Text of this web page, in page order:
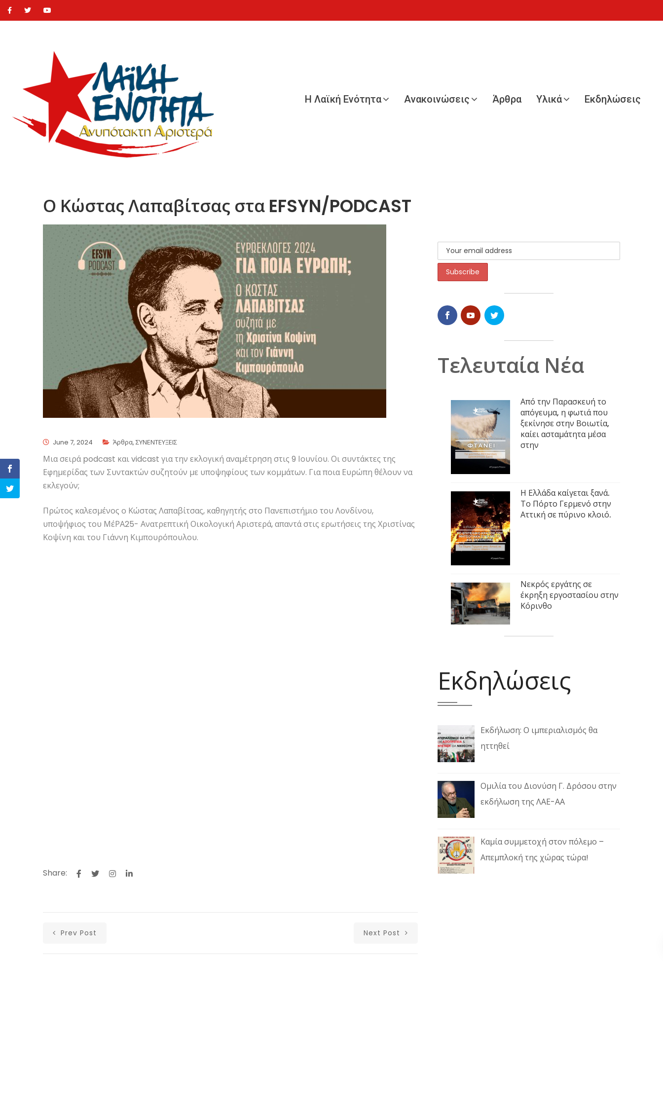
Η Λαϊκή Ενότητα Ανακοινώσεις Άρθρα Υλικά Εκδηλώσεις
Ο Κώστας Λαπαβίτσας στα EFSYN/PODCAST
June 7, 2024 Άρθρα, ΣΥΝΕΝΤΕΥΞΕΙΣ
Μια σειρά podcast και vidcast για την εκλογική αναμέτρηση στις 9 Ιουνίου. Οι συντάκτες της
Εφημερίδας των Συντακτών συζητούν με υποψηφίους των κομμάτων. Για ποια Ευρώπη θέλουν να
εκλεγούν;
Πρώτος καλεσμένος ο Κώστας Λαπαβίτσας, καθηγητής στο Πανεπιστήμιο του Λονδίνου,
υποψήφιος του ΜέΡΑ25- Ανατρεπτική Οικολογική Αριστερά, απαντά στις ερωτήσεις της Χριστίνας
Κοψίνη και του Γιάννη Κιμπουρόπουλου.
Share:
Prev Post Next Post
Τελευταία Νέα
Από την Παρασκευή το
απόγευμα, η φωτιά που
ξεκίνησε στην Βοιωτία,
καίει ασταμάτητα μέσα
στην
Η Ελλάδα καίγεται ξανά.
Το Πόρτο Γερμενό στην
Αττική σε πύρινο κλοιό.
Νεκρός εργάτης σε
έκρηξη εργοστασίου στην
Κόρινθο
Εκδηλώσεις
Εκδήλωση: Ο ιμπεριαλισμός θα
ηττηθεί
Ομιλία του Διονύση Γ. Δρόσου στην
εκδήλωση της ΛΑΕ-ΑΑ
Καμία συμμετοχή στον πόλεμο –
Απεμπλοκή της χώρας τώρα!